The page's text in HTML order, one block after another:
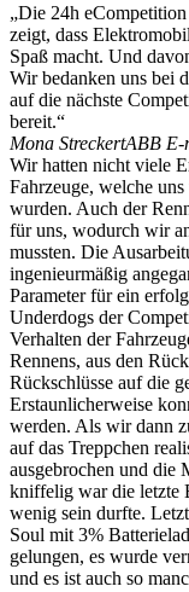
„Die 24h
zeigt, dass
Spaß macht. Und
Wir bedanken uns bei
auf die nächste
bereit.“
Mona StreckertABB E-
Wir hatten nicht viele
Fahrzeuge, welche
wurden. Auch der
für uns, wodurch wir
mussten. Die
ingenieurmäßig
Parameter für ein
Underdogs der
Verhalten der
Rennens, aus den
Rückschlüsse auf die
Erstaunlicherweise
werden. Als wir dann
auf das Treppchen
ausgebrochen und die
kniffelig war die letzte
wenig sein durfte.
Soul mit 3%
gelungen, es wurde
und es ist auch so